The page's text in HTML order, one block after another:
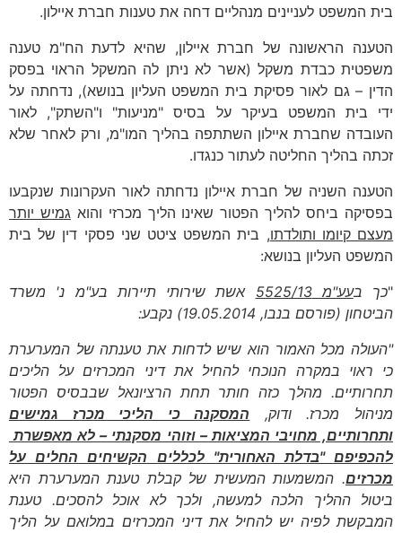
בית המשפט לעניינים מנהליים דחה את טענות חברת איילון.
הטענה הראשונה של חברת איילון, שהיא לדעת הח"מ טענה
משפטית כבדת משקל (אשר לא ניתן לה המשקל הראוי בפסק
הדין – גם לאור פסיקת בית המשפט העליון בנושא), נדחתה על
ידי בית המשפט בעיקר על בסיס "מניעות" ו"השתק", לאור
העובדה שחברת איילון השתתפה בהליך המו"מ, ורק לאחר שלא
זכתה בהליך החליטה לעתור כנגדו.
הטענה השניה של חברת איילון נדחתה לאור העקרונות שנקבעו
בפסיקה ביחס להליך הפטור שאינו הליך מכרזי והואגמיש יותר
מעצם קיומו ותולדתו, בית המשפט ציטט שני פסקי דין של בית
המשפט העליון בנושא:
"כך בעע"מ 5525/13
אשת שירותי תיירות בע"מ נ' משרד
הביטחון (פורסם בנבו, 19.05.2014) נקבע:
"העולה מכל האמור הוא שיש לדחות את טענתה של המערערת
כי ראוי במקרה הנוכחי להחיל את דיני המכרזים על הליכים
תחרותיים. מהלך כזה חותר תחת הרציונאל שבבסיס הפטור
מניהול מכרז. ודוק, המסקנה כי הליכי מכרז גמישים
ותחרותיים, מחויבי המציאות – וזוהי מסקנתי – לא מאפשרת
להכפיפם "בדלת האחורית" לכללים הקשיחים החלים על
מכרזים. המשמעות המעשית של קבלת טענת המערערת היא
ביטול ההליך הלכה למעשה, ולכך לא אוכל להסכים. טענת
המבקשת לפיה יש להחיל את דיני המכרזים במלואם על הליך